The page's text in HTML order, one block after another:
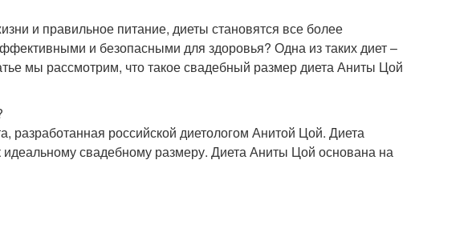
и правильное питание, диеты становятся все более
и безопасными для здоровья? Одна из таких диет –
мы рассмотрим, что такое свадебный размер диета Аниты Цой
российской диетологом Анитой Цой. Диета
свадебному размеру. Диета Аниты Цой основана на